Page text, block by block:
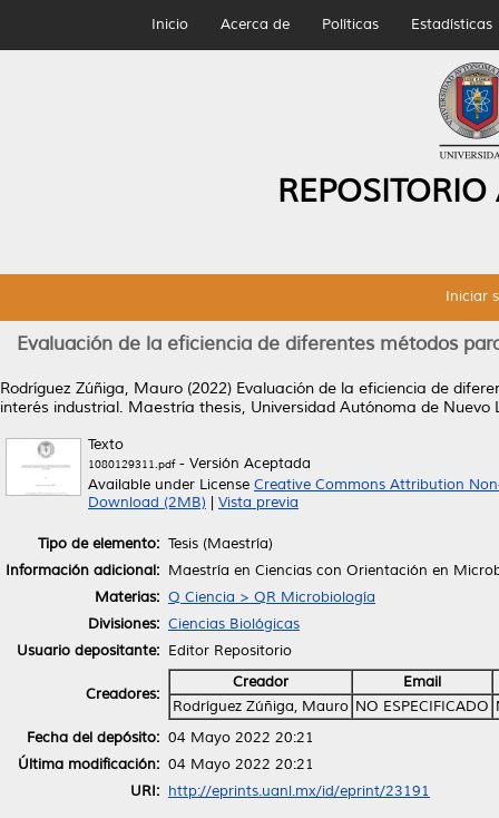
Inicio Acerca de Políticas Estadísticas
Iniciar
Evaluación de la eficiencia de diferentes métodos
Rodríguez Zúñiga, Mauro (2022) Evaluación de la eficiencia de
interés industrial. Maestría thesis, Universidad Autónoma de Nuevo
Texto
1080129311.pdf- Versión Aceptada
Available under License Creative Commons Attribution
Download (2MB)
Vista previa
Tipo de elemento: Tesis (Maestría)
Información adicional: Maestría en Ciencias con Orientación en
Materias: Q Ciencia > QR Microbiología
Divisiones: Ciencias Biológicas
Usuario depositante: Editor Repositorio
Creadores:
Creador
Email
Rodríguez Zúñiga, Mauro NO ESPECIFICADO
Fecha del depósito: 04 Mayo 2022 20:21
Última modificación: 04 Mayo 2022 20:21
URI: http://eprints.uanl.mx/id/eprint/23191